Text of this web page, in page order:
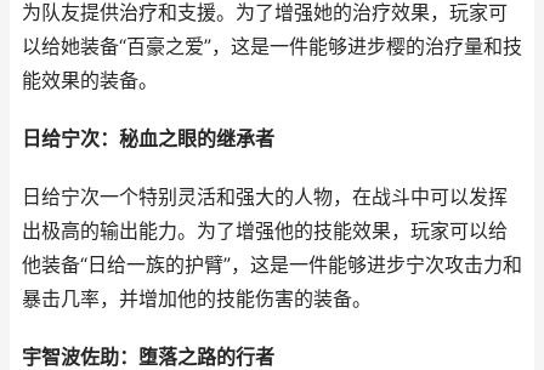
为队友提供治疗和支援。为了增强她的治疗效果，玩家可
以给她装备“百豪之爱”，这是一件能够进步樱的治疗量和技
能效果的装备。
日给宁次：秘血之眼的继承者
日给宁次一个特别灵活和强大的人物，在战斗中可以发挥
出极高的输出能力。为了增强他的技能效果，玩家可以给
他装备“日给一族的护臂”，这是一件能够进步宁次攻击力和
暴击几率，并增加他的技能伤害的装备。
宇智波佐助：堕落之路的行者